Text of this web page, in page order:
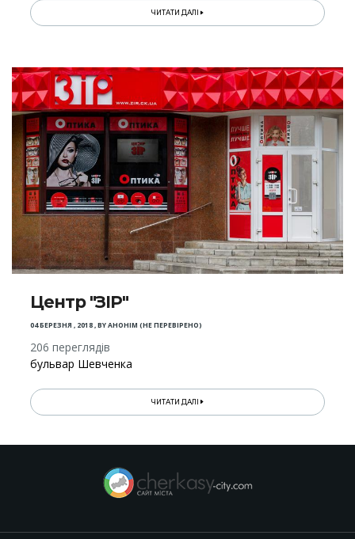
ЧИТАТИ ДАЛІ
Центр "ЗІР"
04 БЕРЕЗНЯ , 2018,BYАНОНІМ (НЕ ПЕРЕВІРЕНО)
206 переглядів
бульвар Шевченка
ЧИТАТИ ДАЛІ